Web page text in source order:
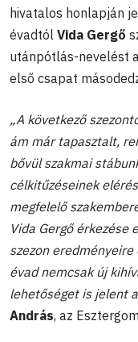
hivatalos honlapján
évadtól Vida Gergő
utánpótlás-nevelést
első csapat
„A következő
ám már tapasztalt,
bővül szakmai
célkitűzéseinek
megfelelő
Vida Gergő érkezése
szezon
évad nemcsak új
lehetőséget is jelent
András, az